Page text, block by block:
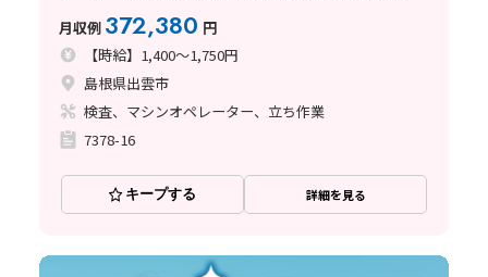
堂完備 ＃男性活躍中 ＜島根県出雲市＞
月収例 372,380 円
【時給】1,400～1,750円
島根県出雲市
検査、マシンオペレーター、立ち作業
7378-16
キープする 詳細を見る